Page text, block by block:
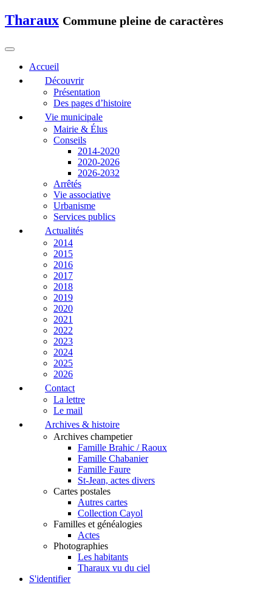
Tharaux Commune pleine de caractères
Accueil
Découvrir
Présentation
Des pages d’histoire
Vie municipale
Mairie & Élus
Conseils
2014-2020
2020-2026
2026-2032
Arrêtés
Vie associative
Urbanisme
Services publics
Actualités
2014
2015
2016
2017
2018
2019
2020
2021
2022
2023
2024
2025
2026
Contact
La lettre
Le mail
Archives & histoire
Archives champetier
Famille Brahic / Raoux
Famille Chabanier
Famille Faure
St-Jean, actes divers
Cartes postales
Autres cartes
Collection Cayol
Familles et généalogies
Actes
Photographies
Les habitants
Tharaux vu du ciel
S'identifier